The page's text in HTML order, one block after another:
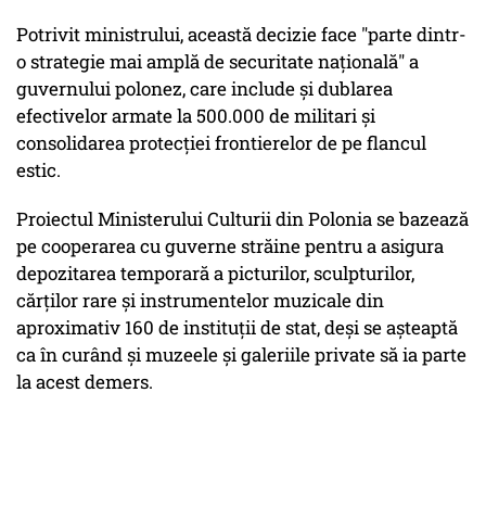
Potrivit ministrului, această decizie face "parte dintr-
o strategie mai amplă de securitate naţională" a
guvernului polonez, care include şi dublarea
efectivelor armate la 500.000 de militari şi
consolidarea protecţiei frontierelor de pe flancul
estic.
Proiectul Ministerului Culturii din Polonia se bazează
pe cooperarea cu guverne străine pentru a asigura
depozitarea temporară a picturilor, sculpturilor,
cărţilor rare şi instrumentelor muzicale din
aproximativ 160 de instituţii de stat, deşi se aşteaptă
ca în curând şi muzeele şi galeriile private să ia parte
la acest demers.